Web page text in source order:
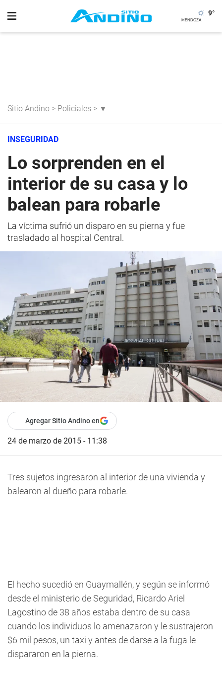
9°
Sitio Andino > Policiales > ▼
INSEGURIDAD
Lo sorprenden en el
interior de su casa y lo
balean para robarle
La víctima sufrió un disparo en su pierna y fue
trasladado al hospital Central.
Agregar Sitio Andino en
24 de marzo de 2015 - 11:38
Tres sujetos ingresaron al interior de una vivienda y
balearon al dueño para robarle.
El hecho sucedió en Guaymallén, y según se informó
desde el ministerio de Seguridad, Ricardo Ariel
Lagostino de 38 años estaba dentro de su casa
cuando los individuos lo amenazaron y le sustrajeron
$6 mil pesos, un taxi y antes de darse a la fuga le
dispararon en la pierna.